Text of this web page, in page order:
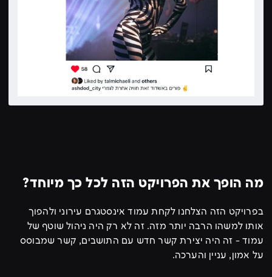
מה הופך את הפרויקט הזה לכל כך מיוחד?
בפרויקט הזה הצלחנו לקחת עמוד אינסטגרם עירוני ולהפוך
אותו למשהו הרבה יותר מזה. זה לא רק היה ניהול שוטף של
עמוד - זה היה יצירת קשר חדש עם התושבים, קשר שמבוסס
על אמון, עניין והערכה.